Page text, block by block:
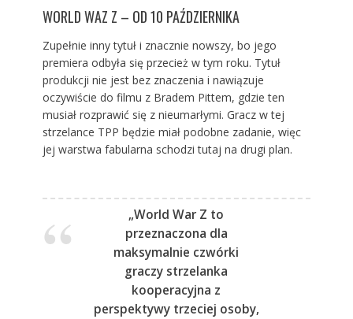
WORLD WAZ Z – OD 10 PAŹDZIERNIKA
Zupełnie inny tytuł i znacznie nowszy, bo jego
premiera odbyła się przecież w tym roku. Tytuł
produkcji nie jest bez znaczenia i nawiązuje
oczywiście do filmu z Bradem Pittem, gdzie ten
musiał rozprawić się z nieumarłymi. Gracz w tej
strzelance TPP będzie miał podobne zadanie, więc
jej warstwa fabularna schodzi tutaj na drugi plan.
„World War Z to
przeznaczona dla
maksymalnie czwórki
graczy strzelanka
kooperacyjna z
perspektywy trzeciej osoby,